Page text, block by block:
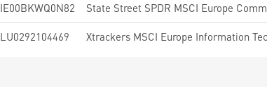
IE00BKWQ0N82 State Street SPDR MSCI Europe
LU0292104469 Xtrackers MSCI Europe Information